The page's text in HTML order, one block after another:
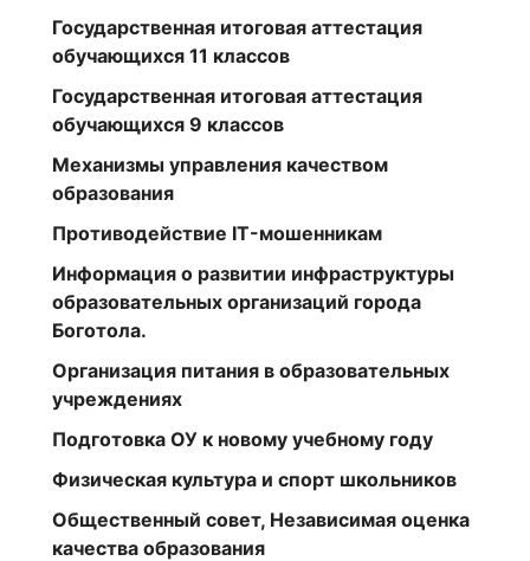
Государственная итоговая аттестация
обучающихся 11 классов
Государственная итоговая аттестация
обучающихся 9 классов
Механизмы управления качеством
образования
Противодействие IT-мошенникам
Информация о развитии инфраструктуры
образовательных организаций города
Боготола.
Организация питания в образовательных
учреждениях
Подготовка ОУ к новому учебному году
Физическая культура и спорт школьников
Общественный совет, Независимая оценка
качества образования